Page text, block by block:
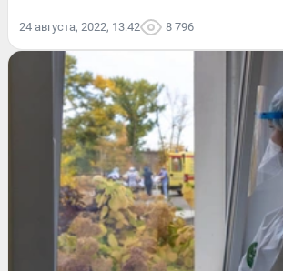
24 августа, 2022, 13:42 8 796